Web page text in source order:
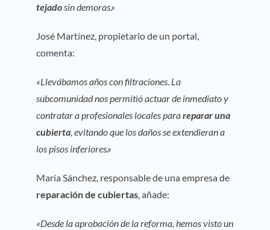
tejadosin demoras.»
José Martínez, propietario de un portal,
comenta:
«Llevábamos años con filtraciones. La
subcomunidad nos permitió actuar de inmediato y
contratar a profesionales locales parareparar una
cubierta, evitando que los daños se extendieran a
los pisos inferiores.»
María Sánchez, responsable de una empresa de
reparación de cubiertas, añade:
«Desde la aprobación de la reforma, hemos visto un